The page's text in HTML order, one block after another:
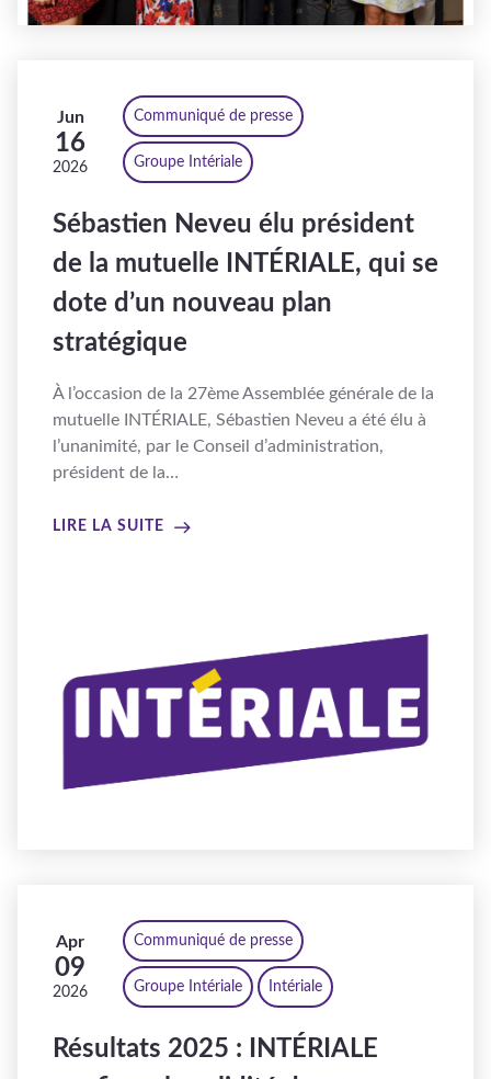
Jun
16
2026
Communiqué de presse
Groupe Intériale
Sébastien Neveu élu président
de la mutuelle INTÉRIALE, qui se
dote d’un nouveau plan
stratégique
À l’occasion de la 27ème Assemblée générale de la
mutuelle INTÉRIALE, Sébastien Neveu a été élu à
l’unanimité, par le Conseil d’administration,
président de la…
LIRE LA SUITE
Apr
09
2026
Communiqué de presse
Groupe Intériale Intériale
Résultats 2025 : INTÉRIALE